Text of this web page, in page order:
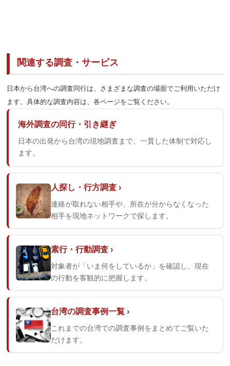
関連する調査・サービス
日本から台湾への調査同行は、さまざまな調査の場面でご利用いただけ
ます。具体的な調査内容は、各ページをご覧ください。
海外調査の同行・引き継ぎ
日本の出発から台湾の現地調査まで、一貫した体制で対応し
ます。
人探し・行方調査
連絡が取れない相手や、所在が分からなくなった
相手を現地ネットワークで探します。
素行・行動調査
対象者が「いま何をしているか」を確認し、現在
の行動を客観的に把握します。
台湾の調査事例一覧
これまでの台湾での調査事例をまとめてご覧いた
だけます。